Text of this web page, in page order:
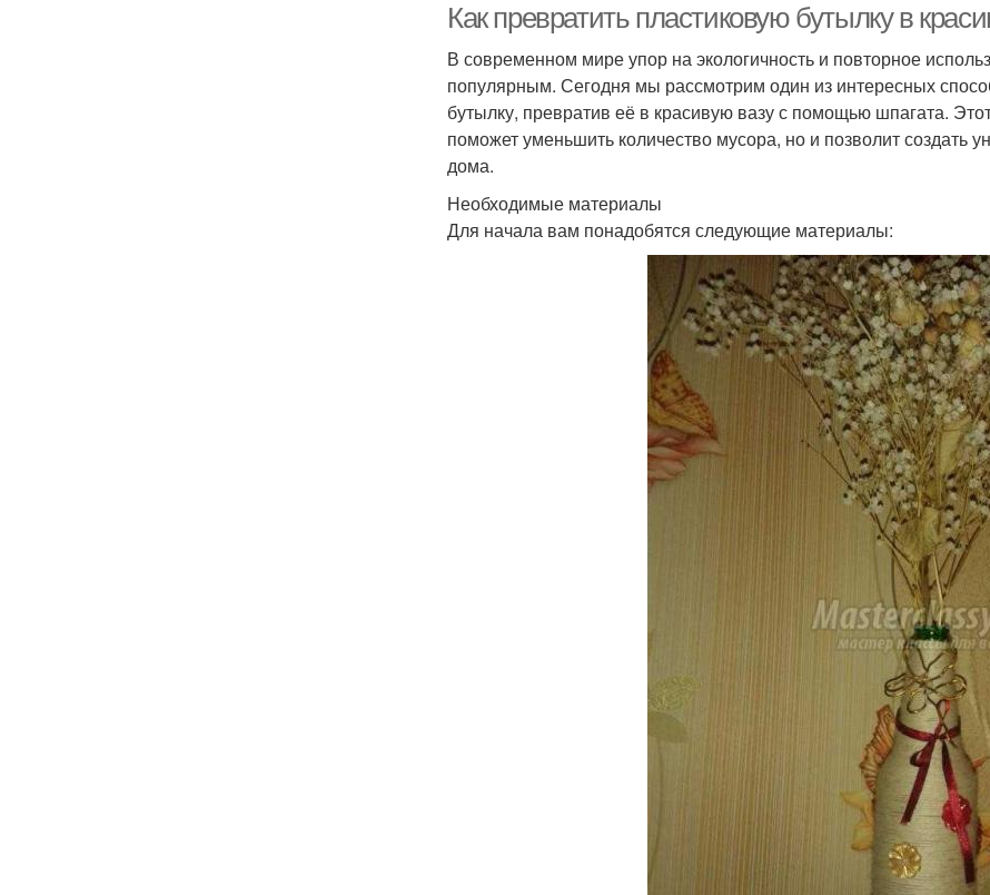
Как превратить пластиковую бутылку в
В современном мире упор на экологичность и повторное
популярным. Сегодня мы рассмотрим один из интересных
бутылку, превратив её в красивую вазу с помощью шпагата.
поможет уменьшить количество мусора, но и позволит создать
дома.
Необходимые материалы
Для начала вам понадобятся следующие материалы: